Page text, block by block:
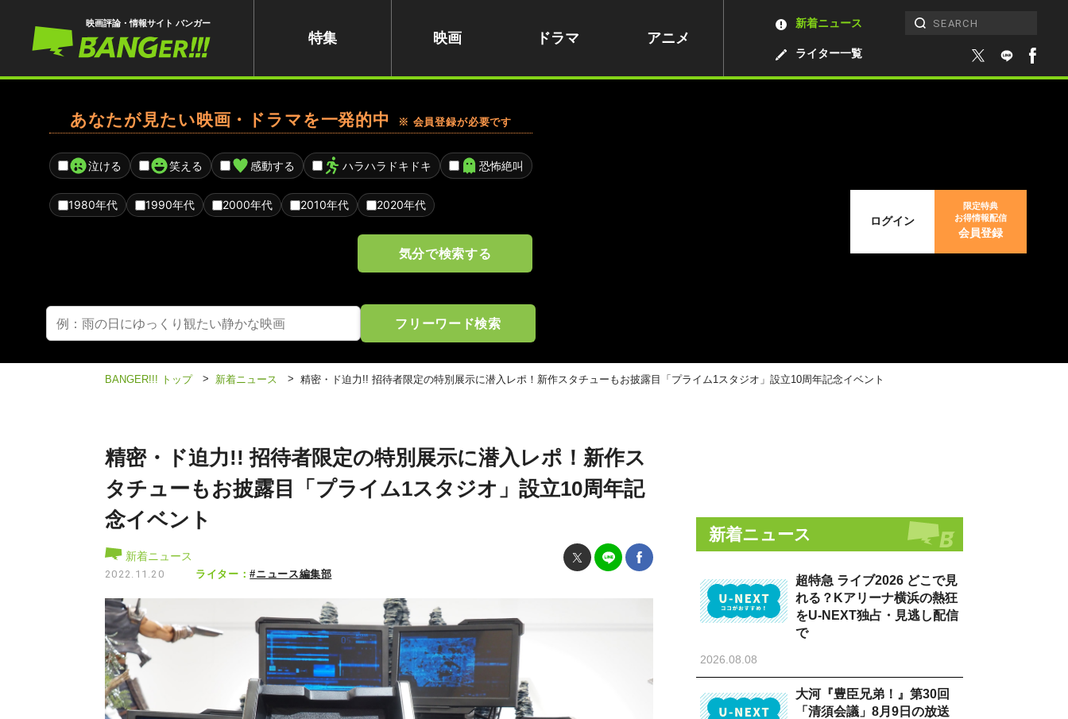
映画評論・情報サイト バンガー
特集 映画 ドラマ アニメ
ライター一覧
新着ニュース
あなたが見たい映画・ドラマを一発的中 ※ 会員登録が必要です
泣ける 笑える 感動する ハラハラドキドキ 恐怖絶叫
1980年代 1990年代 2000年代 2010年代 2020年代
気分で検索する
フリーワード検索
ログイン
限定特典
お得情報配信
会員登録
BANGER!!! トップ > 新着ニュース > 精密・ド迫力!! 招待者限定の特別展示に潜入レポ！新作スタチューもお披露目「プライム1スタジオ」設立10周年記念イベント
精密・ド迫力!! 招待者限定の特別展示に潜入レポ！新作ス
タチューもお披露目「プライム1スタジオ」設立10周年記
念イベント
新着ニュース
2022.11.20 ライター：#ニュース編集部
新着ニュース
超特急 ライブ2026 どこで見
れる？Kアリーナ横浜の熱狂
をU-NEXT独占・見逃し配信
で
2026.08.08
大河『豊臣兄弟！』第30回
「清須会議」8月9日の放送